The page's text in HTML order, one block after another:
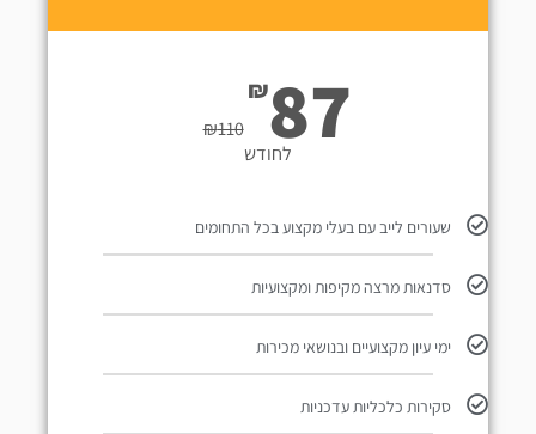
₪110
₪87לחודש
שעורים לייב עם בעלי מקצוע בכל התחומים
סדנאות מרצה מקיפות ומקצועיות
ימי עיון מקצועיים ובנושאי מכירות
סקירות כלכליות עדכניות